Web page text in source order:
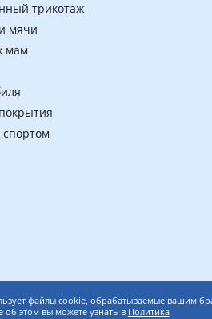
трикотаж
мячи
мам
спортом
ортопедических товаров
файлы cookie, обрабатываемые вашим
об этом вы можете узнать в Политика